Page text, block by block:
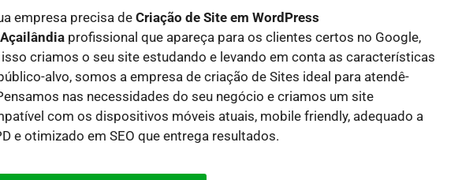
empresa precisa deCriação de Site em WordPress
profissional que apareça para os clientes certos no Google,
criamos o seu site estudando e levando em conta as características
alvo, somos a empresa de criação de Sites ideal para atendê-
nas necessidades do seu negócio e criamos um site
com os dispositivos móveis atuais, mobile friendly, adequado a
e otimizado em SEO que entrega resultados.